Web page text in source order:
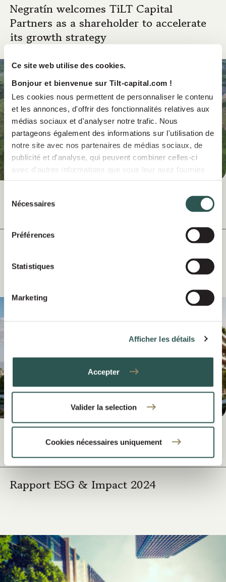
Ce site web utilise des cookies.
Bonjour et bienvenue sur Tilt-capital.com !
Les cookies nous permettent de personnaliser le contenu
et les annonces, d'offrir des fonctionnalités relatives aux
médias sociaux et d'analyser notre trafic. Nous
partageons également des informations sur l'utilisation de
notre site avec nos partenaires de médias sociaux, de
publicité et d'analyse, qui peuvent combiner celles-ci
avec d'autres informations que vous leur avez fournies
Nécessaires
Préférences
Statistiques
Marketing
Afficher les détails
Accepter
Valider la selection
Cookies nécessaires uniquement
Negratín welcomes TiLT Capital
Partners as a shareholder to accelerate
its growth strategy
COMUNICADOS DE PRENSA
energy transition specialist TiLT Capital
to support its growth
May 2025
Rapport ESG & Impact 2024